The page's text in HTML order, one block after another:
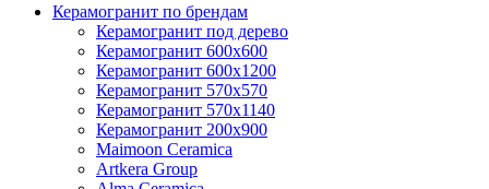
Керамогранит по брендам
Керамогранит под дерево
Керамогранит 600x600
Керамогранит 600x1200
Керамогранит 570x570
Керамогранит 570x1140
Керамогранит 200x900
Maimoon Ceramica
Artkera Group